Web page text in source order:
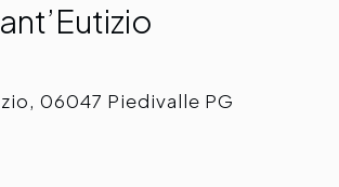
06047 Piedivalle PG